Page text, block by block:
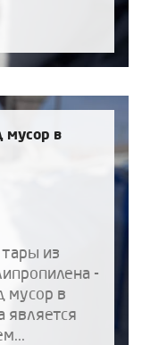
мусор в
из
-
мусор в
является